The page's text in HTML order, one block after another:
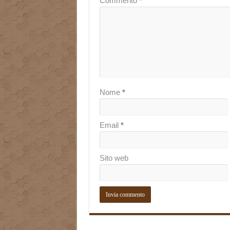
Nome *
Email *
Sito web